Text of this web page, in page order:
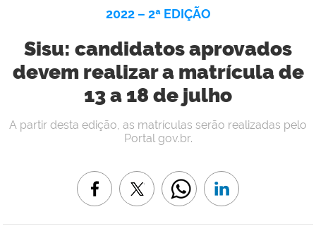
2022 – 2ª EDIÇÃO
Sisu: candidatos aprovados
devem realizar a matrícula de
13 a 18 de julho
A partir desta edição, as matrículas serão realizadas pelo
Portal gov.br.